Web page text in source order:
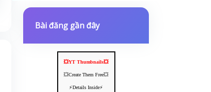
Bài đăng gần đây
💥YT Thumbnails💥
💥Create Them Free💥
⚡️Details Inside⚡️